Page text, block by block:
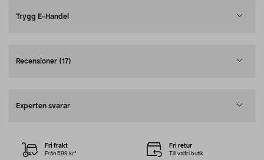
Trygg E-Handel
Recensioner (17)
Experten svarar
Fri frakt
Från 599 kr*
Fri retur
Till valfri butik